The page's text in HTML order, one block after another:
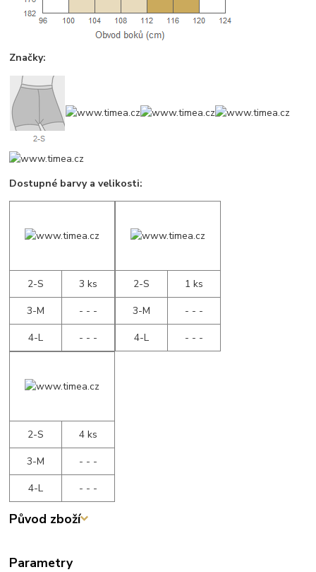
Značky:
Dostupné barvy a velikosti:
2-S
3 ks
3-M
- - -
4-L
- - -
2-S
1 ks
3-M
- - -
4-L
- - -
2-S
4 ks
3-M
- - -
4-L
- - -
Původ zboží
Parametry